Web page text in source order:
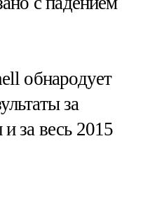
обнародует
за
за весь 2015